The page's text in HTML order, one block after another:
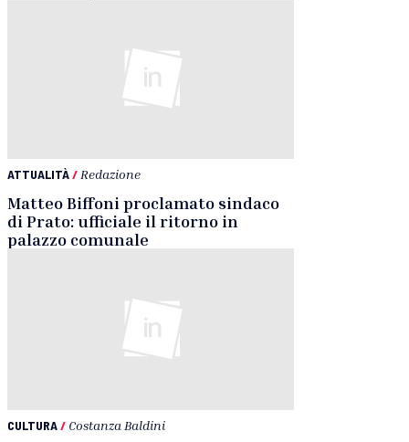
ATTUALITÀ/ Redazione
Matteo Biffoni proclamato sindaco
di Prato: ufficiale il ritorno in
palazzo comunale
CULTURA/ Costanza Baldini